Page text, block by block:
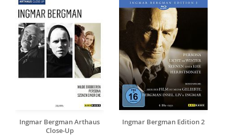
Ingmar Bergman Arthaus
Close-Up
Ingmar Bergman Edition 2